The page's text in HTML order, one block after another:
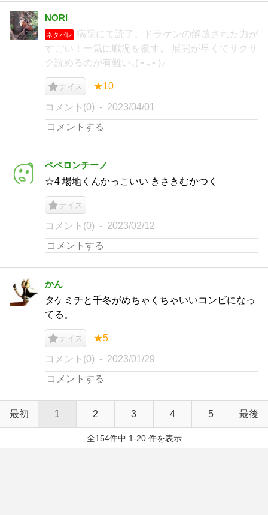
NORI
ネタバレ
病院にて読了。ドラケンの解放された力が
すごい！一気に戦況を覆す。 展開が早くてサクサ
ク読めるのが有難い⸜( •⌄• )⸝
ナイス ★10
コメント(0) 2023/04/01
ペペロンチーノ
☆4 場地くんかっこいい きさきむかつく
ナイス
コメント(0) 2023/02/12
かん
タケミチと千冬がめちゃくちゃいいコンビになっ
てる。
ナイス ★5
コメント(0) 2023/01/29
最初 1 2 3 4 5 最後
全154件中 1-20 件を表示